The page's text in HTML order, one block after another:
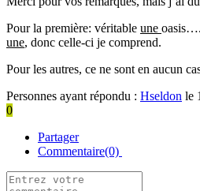
Pour la première: véritable une
une, donc celle-ci je comprend.
Pour les autres, ce ne sont en aucun
Personnes ayant répondu : Hseldon le
0
Partager
Commentaire(0)